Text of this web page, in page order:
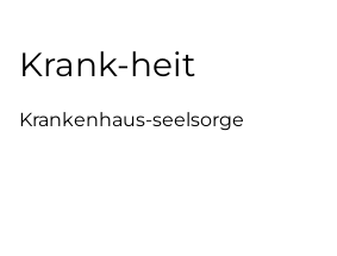
Krank-heit
Krankenhaus-seelsorge